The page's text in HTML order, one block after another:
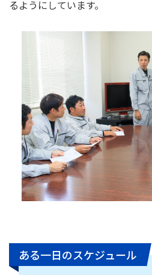
るようにしています。
ある一日のスケジュール